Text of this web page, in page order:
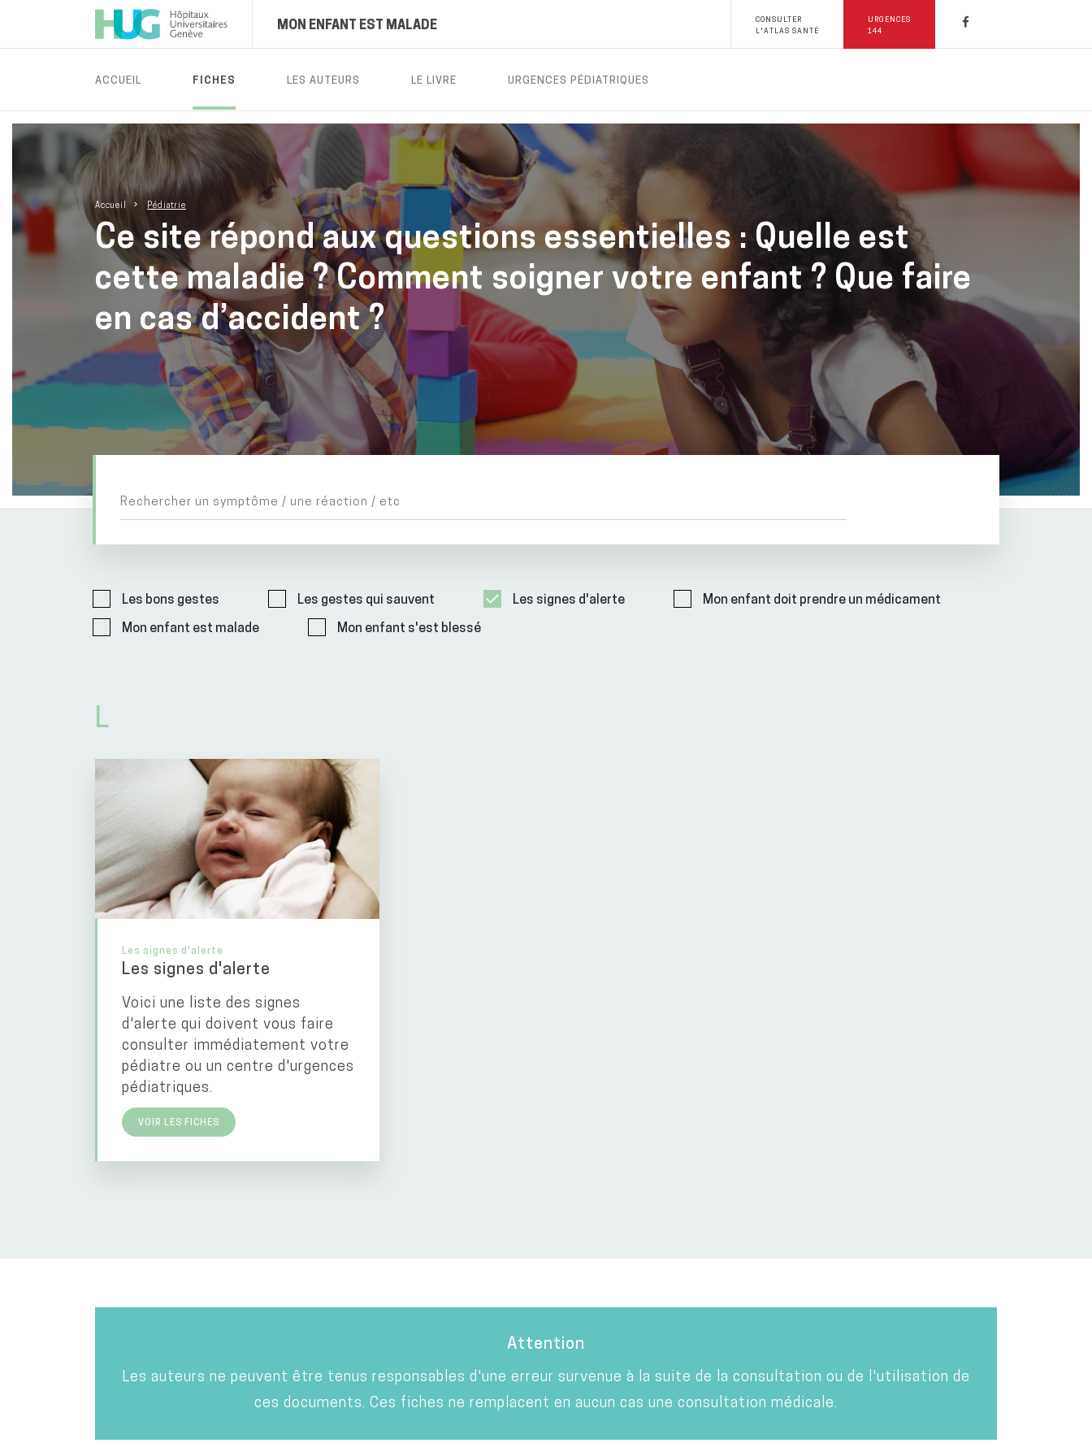
MON ENFANT EST MALADE
CONSULTER
L'ATLAS SANTÉ
URGENCES
144
ACCUEIL FICHES LES AUTEURS LE LIVRE URGENCES PÉDIATRIQUES
Accueil Pédiatrie
Ce site répond aux questions essentielles : Quelle est
cette maladie ? Comment soigner votre enfant ? Que faire
en cas d’accident ?
Les bons gestes Les gestes qui sauvent Les signes d'alerte
Mon enfant doit prendre un médicament
Mon enfant est malade
Mon enfant s'est blessé
L
Les signes d'alerte
Les signes d'alerte
Voici une liste des signes
d'alerte qui doivent vous faire
consulter immédiatement votre
pédiatre ou un centre d'urgences
pédiatriques.
VOIR LES FICHES
Attention
Les auteurs ne peuvent être tenus responsables d'une erreur survenue à la suite de la consultation ou de l'utilisation de
ces documents. Ces fiches ne remplacent en aucun cas une consultation médicale.